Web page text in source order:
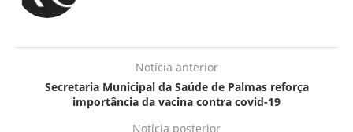
Notícia anterior
Secretaria Municipal da Saúde de Palmas reforça
importância da vacina contra covid-19
Notícia posterior